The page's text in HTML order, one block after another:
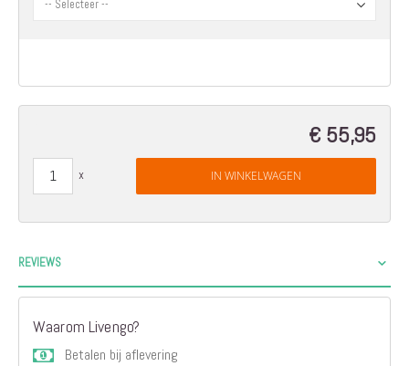
€ 55,95
IN WINKELWAGEN
REVIEWS
Waarom Livengo?
Betalen bij aflevering